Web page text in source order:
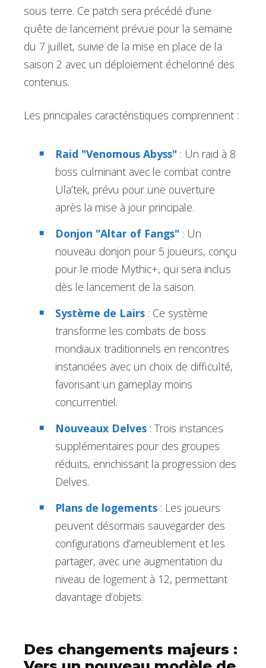
sous terre. Ce patch sera précédé d’une
quête de lancement prévue pour la semaine
du 7 juillet, suivie de la mise en place de la
saison 2 avec un déploiement échelonné des
contenus.
Les principales caractéristiques comprennent :
Raid "Venomous Abyss": Un raid à 8
boss culminant avec le combat contre
Ula’tek, prévu pour une ouverture
après la mise à jour principale.
Donjon "Altar of Fangs": Un
nouveau donjon pour 5 joueurs, conçu
pour le mode Mythic+, qui sera inclus
dès le lancement de la saison.
Système de Lairs: Ce système
transforme les combats de boss
mondiaux traditionnels en rencontres
instanciées avec un choix de difficulté,
favorisant un gameplay moins
concurrentiel.
Nouveaux Delves: Trois instances
supplémentaires pour des groupes
réduits, enrichissant la progression des
Delves.
Plans de logements: Les joueurs
peuvent désormais sauvegarder des
configurations d’ameublement et les
partager, avec une augmentation du
niveau de logement à 12, permettant
davantage d’objets.
Des changements majeurs :